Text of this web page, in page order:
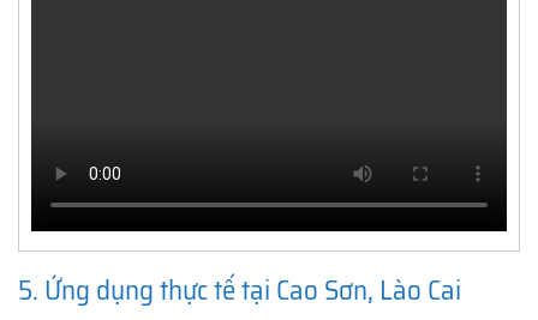
5. Ứng dụng thực tế tại Cao Sơn, Lào Cai